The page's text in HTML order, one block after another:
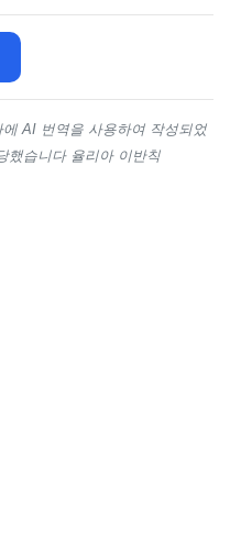
AI 번역을 사용하여 작성되었
했습니다 율리아 이반칙